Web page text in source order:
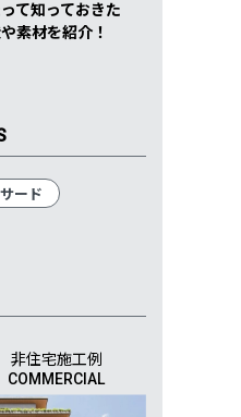
て知っておきた
素材を紹介！
ード
非住宅施工例
COMMERCIAL